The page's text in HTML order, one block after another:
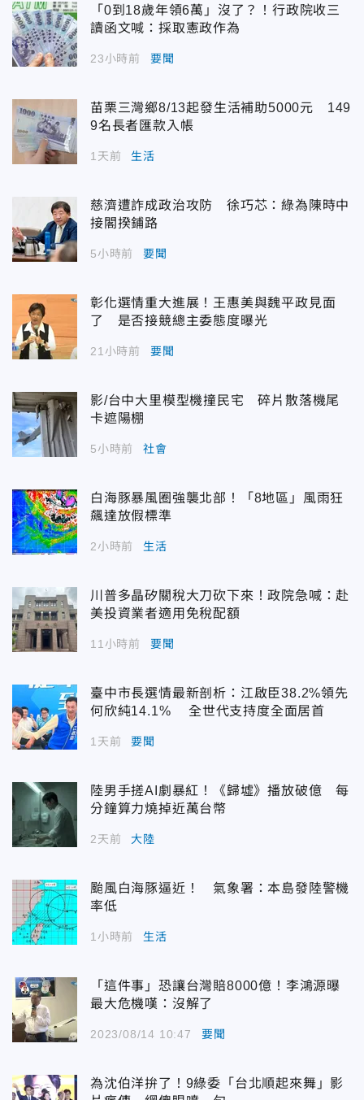
「0到18歲年領6萬」沒了？！行政院收三
讀函文喊：採取憲政作為
23小時前 要聞
苗栗三灣鄉8/13起發生活補助5000元 149
9名長者匯款入帳
1天前 生活
慈濟遭詐成政治攻防 徐巧芯：綠為陳時中
接閣揆鋪路
5小時前 要聞
彰化選情重大進展！王惠美與魏平政見面
了 是否接競總主委態度曝光
21小時前 要聞
影/台中大里模型機撞民宅 碎片散落機尾
卡遮陽棚
5小時前 社會
白海豚暴風圈強襲北部！「8地區」風雨狂
飆達放假標準
2小時前 生活
川普多晶矽關稅大刀砍下來！政院急喊：赴
美投資業者適用免稅配額
11小時前 要聞
臺中市長選情最新剖析：江啟臣38.2%領先
何欣純14.1% 全世代支持度全面居首
1天前 要聞
陸男手搓AI劇暴紅！《歸墟》播放破億 每
分鐘算力燒掉近萬台幣
2天前 大陸
颱風白海豚逼近！ 氣象署：本島發陸警機
率低
1小時前 生活
「這件事」恐讓台灣賠8000億！李鴻源曝
最大危機嘆：沒解了
2023/08/14 10:47 要聞
為沈伯洋拚了！9綠委「台北順起來舞」影